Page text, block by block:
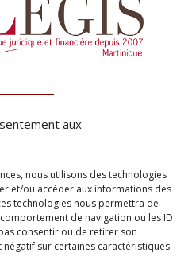
aux
nous utilisons des technologies
et/ou accéder aux informations des
technologies nous permettra de
de navigation ou les ID
consentir ou de retirer son
sur certaines caractéristiques